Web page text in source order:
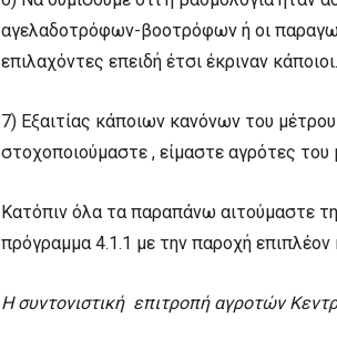
αγελαδοτρόφων-βοοτρόφων ή οι
επιλαχόντες επειδή έτσι έκριναν κάποιοι.
7) Εξαιτίας κάποιων κανόνων του
στοχοποιούμαστε , είμαστε αγρότες του
Κατόπιν όλα τα παραπάνω αιτούμαστε
πρόγραμμα 4.1.1 με την παροχή επιπλέον
Η συντονιστική επιτροπή αγροτών